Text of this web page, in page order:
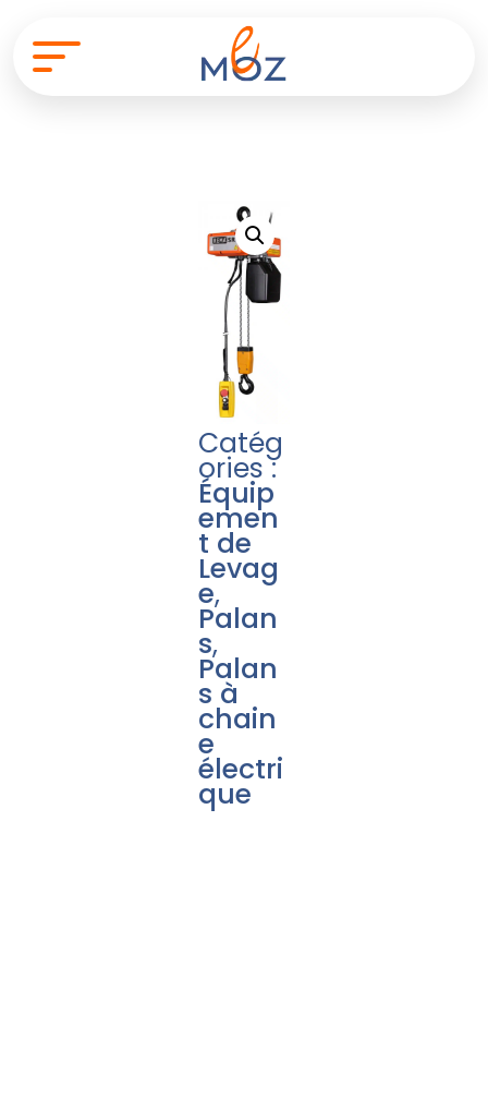
Catég
ories :
Équip
emen
t de
Levag
e,
Palan
s,
Palan
s à
chain
e
électri
que